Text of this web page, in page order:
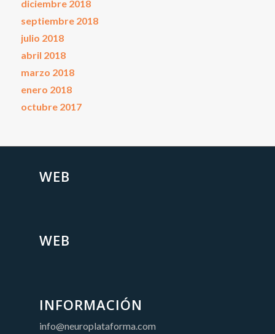
diciembre 2018
septiembre 2018
julio 2018
abril 2018
marzo 2018
enero 2018
octubre 2017
WEB
WEB
INFORMACIÓN
info@neuroplataforma.com